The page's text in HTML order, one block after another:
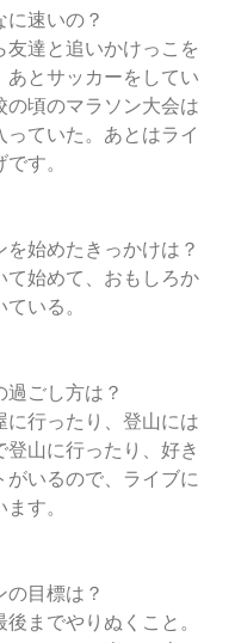
に速いの？
友達と追いかけっこを
あとサッカーをしてい
の頃のマラソン大会は
っていた。あとはライ
す。
を始めたきっかけは？
て始めて、おもしろか
いる。
過ごし方は？
に行ったり、登山には
登山に行ったり、好き
がいるので、ライブに
す。
の目標は？
後までやりぬくこと。